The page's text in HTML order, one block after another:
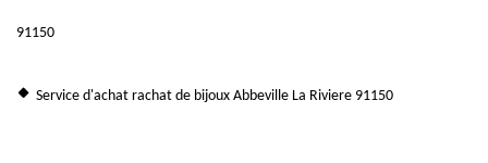
91150
Service d'achat rachat de bijoux Abbeville La Riviere 91150